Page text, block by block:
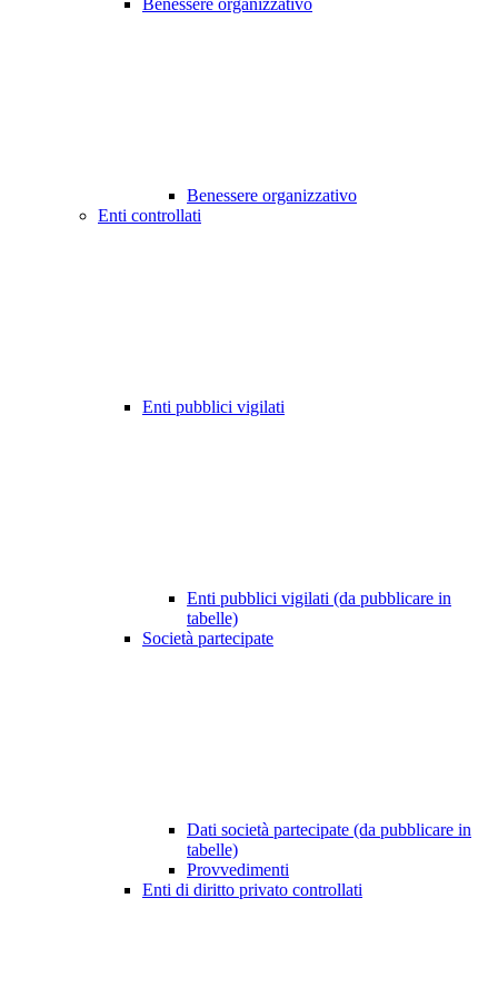
Benessere organizzativo
Benessere organizzativo
Enti controllati
Enti pubblici vigilati
Enti pubblici vigilati (da pubblicare in
tabelle)
Società partecipate
Dati società partecipate (da pubblicare in
tabelle)
Provvedimenti
Enti di diritto privato controllati